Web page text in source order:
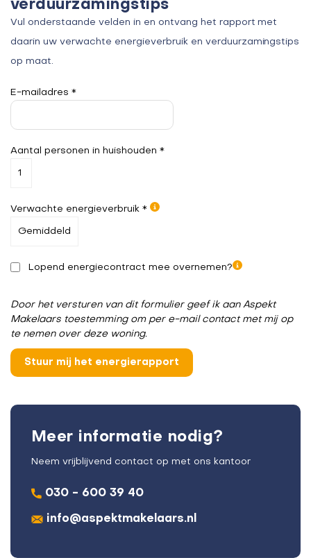
verduurzamingstips
Vul onderstaande velden in en ontvang het rapport met
daarin uw verwachte energieverbruik en verduurzamingstips
op maat.
E-mailadres *
Aantal personen in huishouden *
Verwachte energieverbruik *
Lopend energiecontract mee overnemen?
Door het versturen van dit formulier geef ik aan Aspekt
Makelaars toestemming om per e-mail contact met mij op
te nemen over deze woning.
Meer informatie nodig?
Neem vrijblijvend contact op met ons kantoor
030 - 600 39 40
info@aspektmakelaars.nl